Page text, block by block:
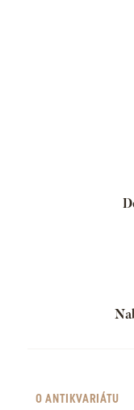
O ANTIKVARIÁTU